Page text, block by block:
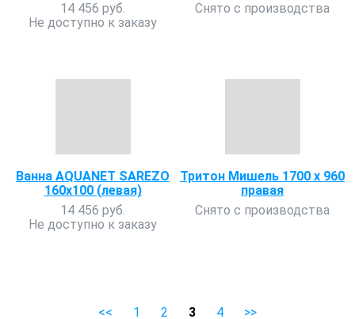
14 456 руб.
Не доступно к заказу
Снято с производства
Ванна AQUANET SAREZO
160х100 (левая)
14 456 руб.
Не доступно к заказу
Тритон Мишель 1700 х 960
правая
Снято с производства
<< 1 2 3 4 >>